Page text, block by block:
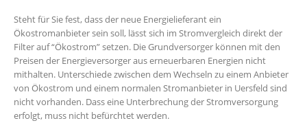
Steht für Sie fest, dass der neue Energielieferant ein
Ökostromanbieter sein soll, lässt sich im Stromvergleich direkt der
Filter auf “Ökostrom” setzen. Die Grundversorger können mit den
Preisen der Energieversorger aus erneuerbaren Energien nicht
mithalten. Unterschiede zwischen dem Wechseln zu einem Anbieter
von Ökostrom und einem normalen Stromanbieter in Uersfeld sind
nicht vorhanden. Dass eine Unterbrechung der Stromversorgung
erfolgt, muss nicht befürchtet werden.